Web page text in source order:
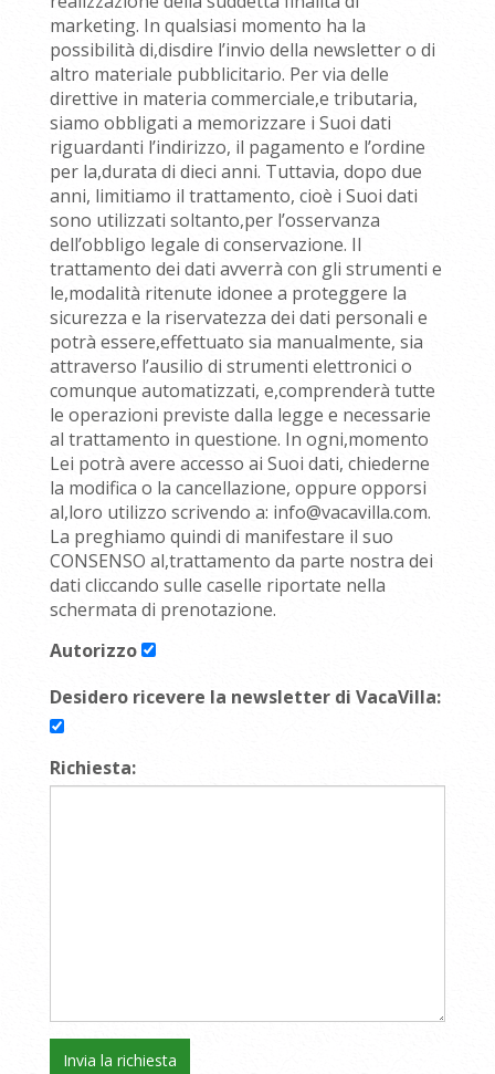
marketing. In qualsiasi momento ha la
possibilità di,disdire l’invio della newsletter o di
altro materiale pubblicitario. Per via delle
direttive in materia commerciale,e tributaria,
siamo obbligati a memorizzare i Suoi dati
riguardanti l’indirizzo, il pagamento e l’ordine
per la,durata di dieci anni. Tuttavia, dopo due
anni, limitiamo il trattamento, cioè i Suoi dati
sono utilizzati soltanto,per l’osservanza
dell’obbligo legale di conservazione. Il
trattamento dei dati avverrà con gli strumenti e
le,modalità ritenute idonee a proteggere la
sicurezza e la riservatezza dei dati personali e
potrà essere,effettuato sia manualmente, sia
attraverso l’ausilio di strumenti elettronici o
comunque automatizzati, e,comprenderà tutte
le operazioni previste dalla legge e necessarie
al trattamento in questione. In ogni,momento
Lei potrà avere accesso ai Suoi dati, chiederne
la modifica o la cancellazione, oppure opporsi
al,loro utilizzo scrivendo a: info@vacavilla.com.
La preghiamo quindi di manifestare il suo
CONSENSO al,trattamento da parte nostra dei
dati cliccando sulle caselle riportate nella
schermata di prenotazione.
Autorizzo
Desidero ricevere la newsletter di VacaVilla:
Richiesta: